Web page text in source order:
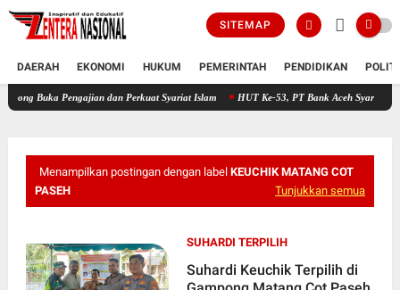
SITEMAP
DAERAH EKONOMI HUKUM PEMERINTAH PENDIDIKAN
dan Perkuat Syariat Islam HUT Ke-53, PT Bank Aceh Syariah KC Bireuen
Menampilkan postingan dengan label KEUCHIK MATANG COT
PASEH
Tunjukkan semua
SUHARDI TERPILIH
Suhardi Keuchik Terpilih di